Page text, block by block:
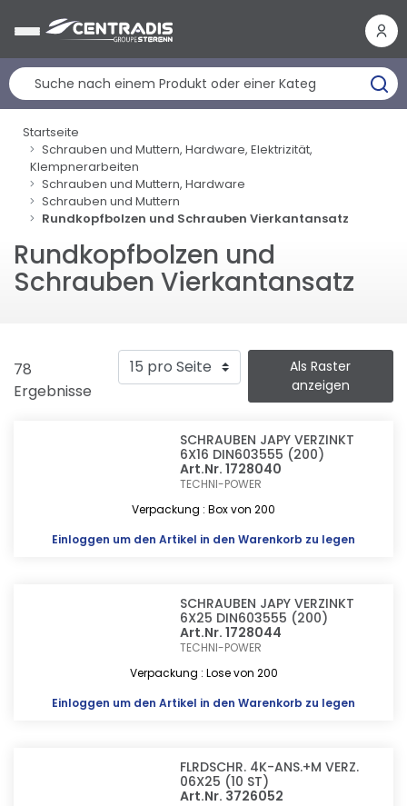
Startseite
Schrauben und Muttern, Hardware, Elektrizität,
Klempnerarbeiten
Schrauben und Muttern, Hardware
Schrauben und Muttern
Rundkopfbolzen und Schrauben Vierkantansatz
Rundkopfbolzen und
Schrauben Vierkantansatz
78
Ergebnisse
Als Raster
anzeigen
SCHRAUBEN JAPY VERZINKT
6X16 DIN603555 (200)
Art.Nr. 1728040
TECHNI-POWER
Verpackung : Box von 200
Einloggen um den Artikel in den Warenkorb zu legen
SCHRAUBEN JAPY VERZINKT
6X25 DIN603555 (200)
Art.Nr. 1728044
TECHNI-POWER
Verpackung : Lose von 200
Einloggen um den Artikel in den Warenkorb zu legen
FLRDSCHR. 4K-ANS.+M VERZ.
06X25 (10 ST)
Art.Nr. 3726052